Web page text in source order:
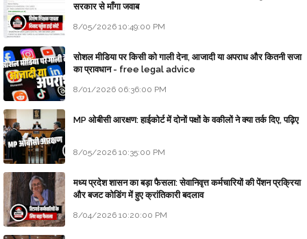
सरकार से माँगा जवाब
8/05/2026 10:49:00 PM
सोशल मीडिया पर किसी को गाली देना, आजादी या अपराध और कितनी सजा
का प्रावधान - free legal advice
8/01/2026 06:36:00 PM
MP ओबीसी आरक्षण: हाईकोर्ट में दोनों पक्षों के वकीलों ने क्या तर्क दिए, पढ़िए
8/05/2026 10:35:00 PM
मध्य प्रदेश शासन का बड़ा फैसला: सेवानिवृत्त कर्मचारियों की पेंशन प्रक्रिया
और बजट कोडिंग में हुए क्रांतिकारी बदलाव
8/04/2026 10:20:00 PM